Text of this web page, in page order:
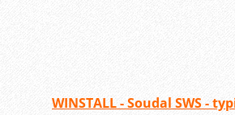
WINSTALL - Soudal SWS -